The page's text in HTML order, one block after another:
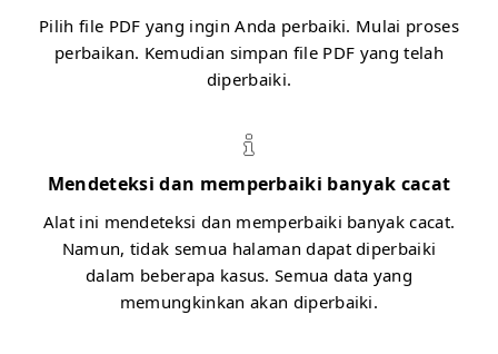
Pilih file PDF yang ingin Anda perbaiki. Mulai proses
perbaikan. Kemudian simpan file PDF yang telah
diperbaiki.
Mendeteksi dan memperbaiki banyak cacat
Alat ini mendeteksi dan memperbaiki banyak cacat.
Namun, tidak semua halaman dapat diperbaiki
dalam beberapa kasus. Semua data yang
memungkinkan akan diperbaiki.